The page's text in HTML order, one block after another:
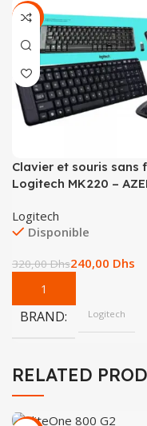
-25%
Clavier et souris sans
Logitech MK220 –
Logitech
Disponible
320,00Dhs240,00 Dhs
BRAND Logitech
RELATED